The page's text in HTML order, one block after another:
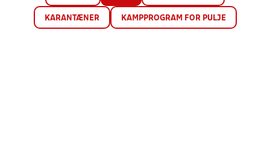
KARANTÆNER KAMPPROGRAM FOR PULJE